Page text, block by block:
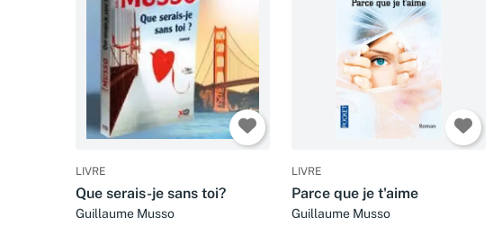
LIVRE
Que serais-je sans toi?
Guillaume Musso
LIVRE
Parce que je t'aime
Guillaume Musso